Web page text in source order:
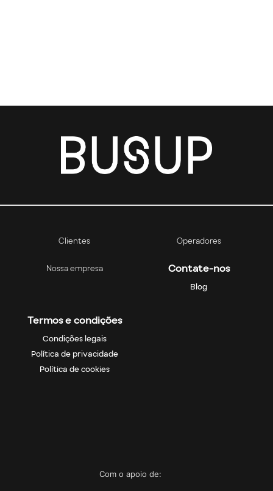
Clientes Operadores
Nossa empresa Contate-nos
Blog
Termos e condições
Condições legais
Política de privacidade
Política de cookies
Com o apoio de: